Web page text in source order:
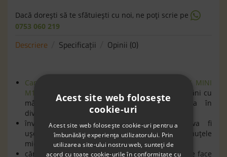
Dacă doreşti să te sfătuieşti cu noi, ne poţi scrie pe
0753 060 219
Descriere Specificaţii Opinii (0)
Cană din silicon cu mânere- 2 bucăţi - OYOY MINI
M107084 Coral Nutmeg
- este un set de două căni cu
mâner în culori frumoase pentru iniţierea în
diversificare;
învăţarea copilului să bea independent va fi
uşoară pentru că poate apuca mânerul cu mânuţele
mici fară prea mare efort;
cănile sunt fabricate din silicon moale, ceea ce le face
Acest site web folosește
cookie-uri
Acest site web folosește cookie-uri pentru a
îmbunătăți experiența utilizatorului. Prin
utilizarea site-ului nostru web, sunteți de
acord cu toate cookie-urile în conformitate cu